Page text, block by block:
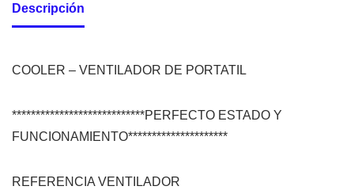
Descripción
COOLER – VENTILADOR DE PORTATIL
****************************PERFECTO ESTADO Y
FUNCIONAMIENTO*********************
REFERENCIA VENTILADOR